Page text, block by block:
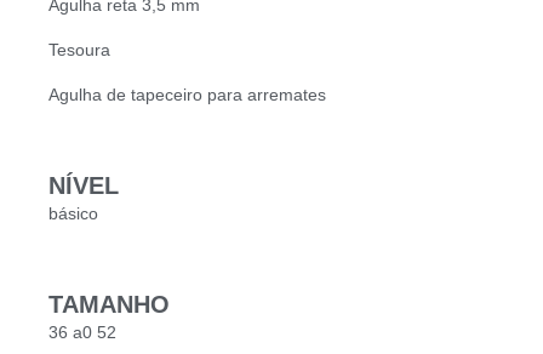
Agulha reta 3,5 mm
Tesoura
Agulha de tapeceiro para arremates
NÍVEL
básico
TAMANHO
36 a0 52